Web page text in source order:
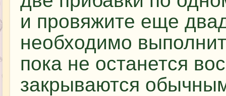
и провяжите еще
необходимо
пока не останется
закрываются